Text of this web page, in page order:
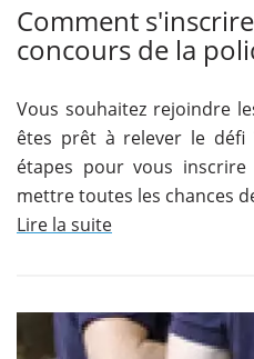
Comment
concours de la
Vous souhaitez rejoindre
êtes prêt à relever le défi
étapes pour vous
mettre toutes les chances
Lire la suite